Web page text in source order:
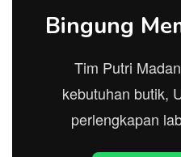
Bingung
Tim Putri
kebutuhan butik,
perlengkapan